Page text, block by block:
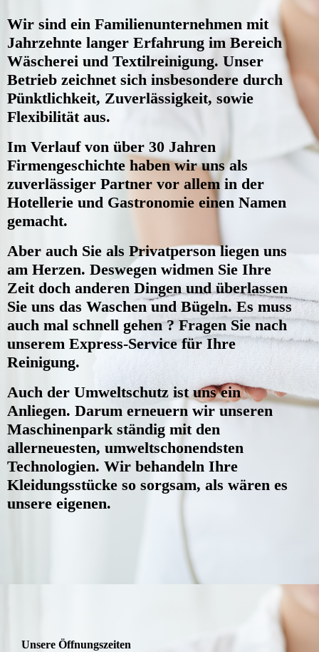
Wir sind ein Familienunternehmen mit
Jahrzehnte langer Erfahrung im Bereich
Wäscherei und Textilreinigung. Unser
Betrieb zeichnet sich insbesondere durch
Pünktlichkeit, Zuverlässigkeit, sowie
Flexibilität aus.
Im Verlauf von über 30 Jahren
Firmengeschichte haben wir uns als
zuverlässiger Partner vor allem in der
Hotellerie und Gastronomie einen Namen
gemacht.
Aber auch Sie als Privatperson liegen uns
am Herzen. Deswegen widmen Sie Ihre
Zeit doch anderen Dingen und überlassen
Sie uns das Waschen und Bügeln. Es muss
auch mal schnell gehen ? Fragen Sie nach
unserem Express-Service für Ihre
Reinigung.
Auch der Umweltschutz ist uns ein
Anliegen. Darum erneuern wir unseren
Maschinenpark ständig mit den
allerneuesten, umweltschonendsten
Technologien. Wir behandeln Ihre
Kleidungsstücke so sorgsam, als wären es
unsere eigenen.
Unsere Öffnungszeiten